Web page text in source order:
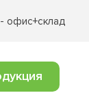
офис+склад